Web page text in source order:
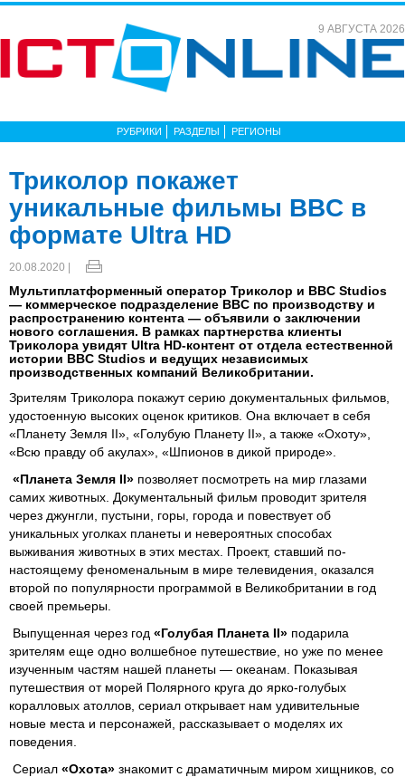
9 АВГУСТА 2026
РУБРИКИ РАЗДЕЛЫ РЕГИОНЫ
Триколор покажет
уникальные фильмы BBC в
формате Ultra HD
20.08.2020 |
Мультиплатформенный оператор Триколор и BBC Studios
— коммерческое подразделение BBC по производству и
распространению контента — объявили о заключении
нового соглашения. В рамках партнерства клиенты
Триколора увидят Ultra HD-контент от отдела естественной
истории BBC Studios и ведущих независимых
производственных компаний Великобритании.
Зрителям Триколора покажут серию документальных фильмов,
удостоенную высоких оценок критиков. Она включает в себя
«Планету Земля II», «Голубую Планету II», а также «Охоту»,
«Всю правду об акулах», «Шпионов в дикой природе».
«Планета Земля II» позволяет посмотреть на мир глазами
самих животных. Документальный фильм проводит зрителя
через джунгли, пустыни, горы, города и повествует об
уникальных уголках планеты и невероятных способах
выживания животных в этих местах. Проект, ставший по-
настоящему феноменальным в мире телевидения, оказался
второй по популярности программой в Великобритании в год
своей премьеры.
Выпущенная через год «Голубая Планета II» подарила
зрителям еще одно волшебное путешествие, но уже по менее
изученным частям нашей планеты — океанам. Показывая
путешествия от морей Полярного круга до ярко-голубых
коралловых атоллов, сериал открывает нам удивительные
новые места и персонажей, рассказывает о моделях их
поведения.
Сериал «Охота» знакомит с драматичным миром хищников, со